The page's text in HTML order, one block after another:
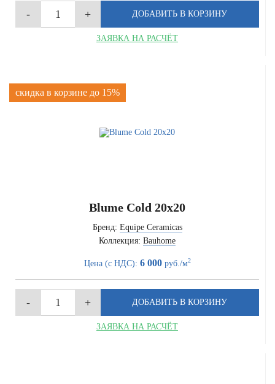
ЗАЯВКА НА РАСЧЁТ
скидка в корзине до 15%
Blume Cold 20x20
Бренд: Equipe Ceramicas
Коллекция: Bauhome
Цена (с НДС): 6 000руб./м2
ЗАЯВКА НА РАСЧЁТ